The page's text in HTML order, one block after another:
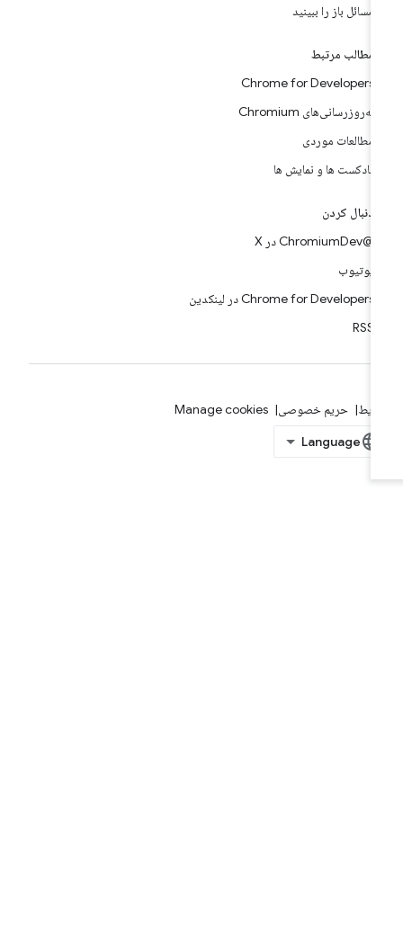
مسائل باز را ببینید
مطالب مرتبط
Chrome for Developers
به‌روزرسانی‌های Chromium
مطالعات موردی
پادکست ها و نمایش ها
دنبال کردن
یوتیوب
Chrome for Developers در لینکدین
حریم خصوصی Manage cookies